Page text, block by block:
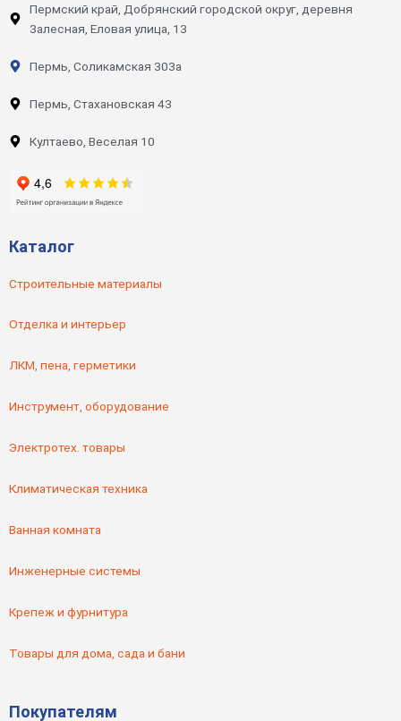
Пермский край, Добрянский городской округ, деревня
Залесная, Еловая улица, 13
Пермь, Соликамская 303а
Пермь, Стахановская 43
Култаево, Веселая 10
Каталог
Строительные материалы
Отделка и интерьер
ЛКМ, пена, герметики
Инструмент, оборудование
Электротех. товары
Климатическая техника
Ванная комната
Инженерные системы
Крепеж и фурнитура
Товары для дома, сада и бани
Покупателям